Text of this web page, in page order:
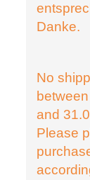
Danke.
No
and
Please